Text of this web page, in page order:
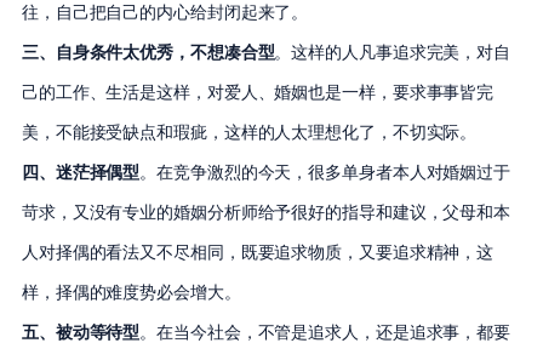
往，自己把自己的内心给封闭起来了。
三、自身条件太优秀，不想凑合型。这样的人凡事追求完美，对自
己的工作、生活是这样，对爱人、婚姻也是一样，要求事事皆完
美，不能接受缺点和瑕疵，这样的人太理想化了，不切实际。
四、迷茫择偶型。在竞争激烈的今天，很多单身者本人对婚姻过于
苛求，又没有专业的婚姻分析师给予很好的指导和建议，父母和本
人对择偶的看法又不尽相同，既要追求物质，又要追求精神，这
样，择偶的难度势必会增大。
五、被动等待型。在当今社会，不管是追求人，还是追求事，都要